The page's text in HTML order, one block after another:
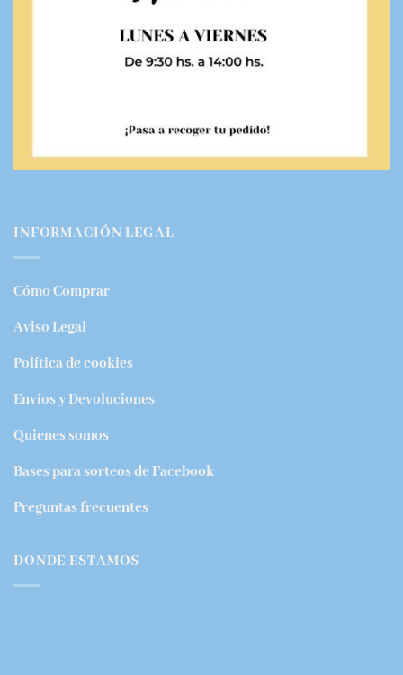
INFORMACIÓN LEGAL
Cómo Comprar
Aviso Legal
Política de cookies
Envíos y Devoluciones
Quienes somos
Bases para sorteos de Facebook
Preguntas frecuentes
DONDE ESTAMOS